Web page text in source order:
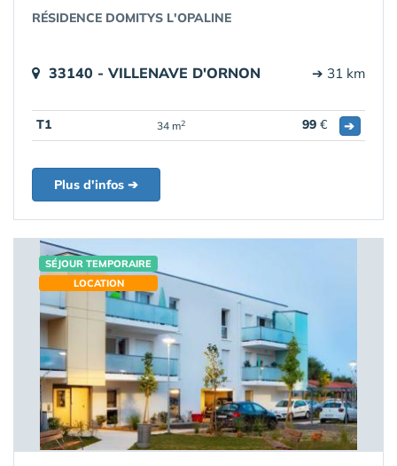
RÉSIDENCE DOMITYS L'OPALINE
33140 - VILLENAVE D'ORNON ➔ 31 km
T1 34 m2 99 € ➔
Plus d'infos ➔
SÉJOUR TEMPORAIRE
LOCATION